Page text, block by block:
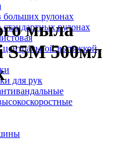
больших рулонах
стандартных рулонах
центральной вытяжкой
для рук
мыла
S5M 500мл